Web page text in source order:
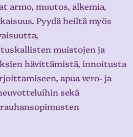
armo, muutos, alkemia,
Pyydä heiltä myös
muistojen ja
hävittämistä, innoitusta
apua vero- ja
sekä